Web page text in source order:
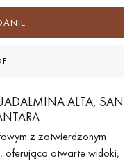
ALTA, SAN
z zatwierdzonym
oferująca otwarte widoki,